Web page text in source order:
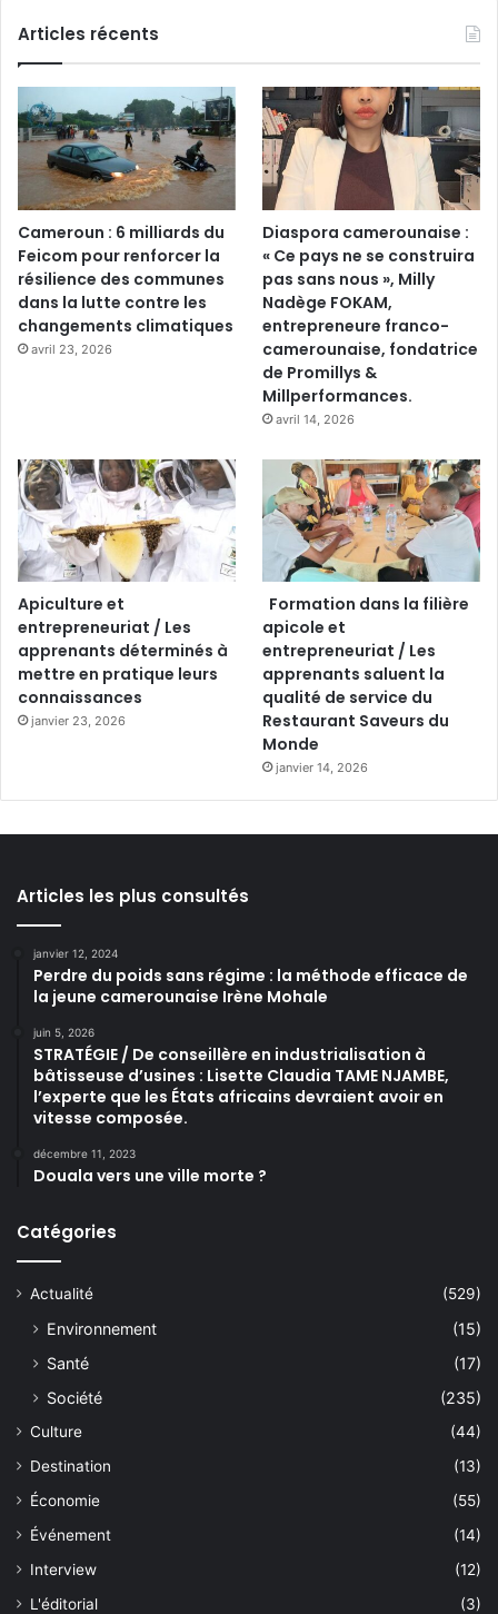
Articles récents
Cameroun : 6 milliards du
Feicom pour renforcer la
résilience des communes
dans la lutte contre les
changements climatiques
avril 23, 2026
Diaspora camerounaise :
« Ce pays ne se construira
pas sans nous », Milly
Nadège FOKAM,
entrepreneure franco-
camerounaise, fondatrice
de Promillys &
Millperformances.
avril 14, 2026
Apiculture et
entrepreneuriat / Les
apprenants déterminés à
mettre en pratique leurs
connaissances
janvier 23, 2026
Formation dans la filière
apicole et
entrepreneuriat / Les
apprenants saluent la
qualité de service du
Restaurant Saveurs du
Monde
janvier 14, 2026
Articles les plus consultés
janvier 12, 2024
Perdre du poids sans régime : la méthode efficace de
la jeune camerounaise Irène Mohale
juin 5, 2026
STRATÉGIE / De conseillère en industrialisation à
bâtisseuse d’usines : Lisette Claudia TAME NJAMBE,
l’experte que les États africains devraient avoir en
vitesse composée.
décembre 11, 2023
Douala vers une ville morte ?
Catégories
Actualité (529)
Environnement
(15)
Santé
(17)
Société
(235)
Culture
(44)
Destination
(13)
Économie
(55)
Événement
(14)
Interview
(12)
L'éditorial
(3)